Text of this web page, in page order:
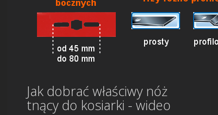
Jak dobrać właściwy nóż
tnący do kosiarki - wideo